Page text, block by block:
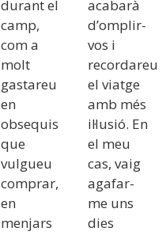
durant el
camp,
com a
molt
gastareu
en
obsequis
que
vulgueu
comprar,
en
menjars
acabarà
d’omplir-
vos i
recordareu
el viatge
amb més
il·lusió. En
el meu
cas, vaig
agafar-
me uns
dies